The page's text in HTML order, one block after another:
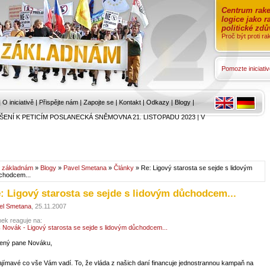
Centrum
logice jako
politické
Proč být proti
Pomozte
O iniciativě | Přispějte nám | Zapojte se | Kontakt | Odkazy | Blogy |
K PETICÍM POSLANECKÁ SNĚMOVNA 21. LISTOPADU 2023|V
základnám » Blogy » Pavel Smetana » Články » Re: Ligový starosta se sejde s lidovým
Ligový starosta se sejde s lidovým důchodcem...
Smetana , 25.11.2007
reaguje na:
Novák - Ligový starosta se sejde s lidovým důchodcem...
pane Nováku,
co vše Vám vadí. To, že vláda z našich daní financuje jednostrannou kampaň na